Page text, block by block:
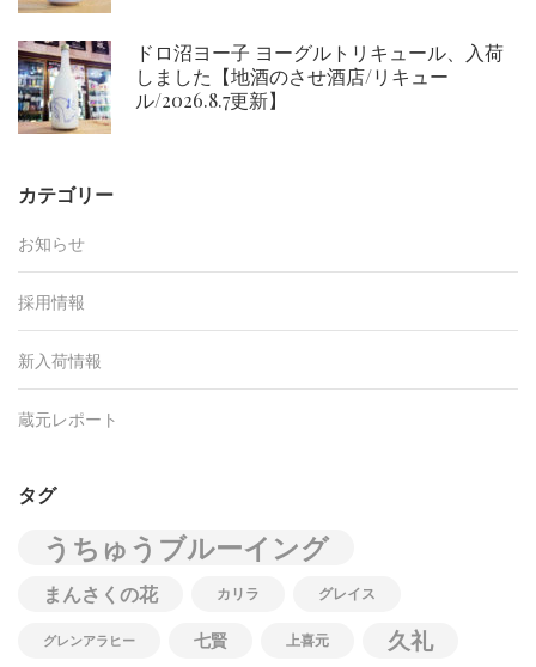
ドロ沼ヨー子 ヨーグルトリキュール、入荷
しました【地酒のさせ酒店/リキュー
ル/2026.8.7更新】
カテゴリー
お知らせ
採用情報
新入荷情報
蔵元レポート
タグ
うちゅうブルーイング
まんさくの花 カリラ グレイス
グレンアラヒー 七賢 上喜元
久礼